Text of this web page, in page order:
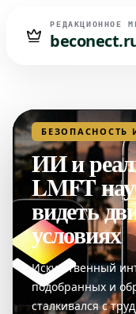
РЕДАКЦИОННОЕ
БЕЗОПАСНОСТЬ
ИИ и
LMFT
видеть
условиях
Искусственный
подобранных и
сталкивался с